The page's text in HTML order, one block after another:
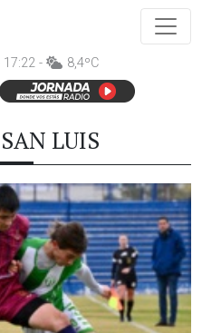
- 8,4ºC
LUIS